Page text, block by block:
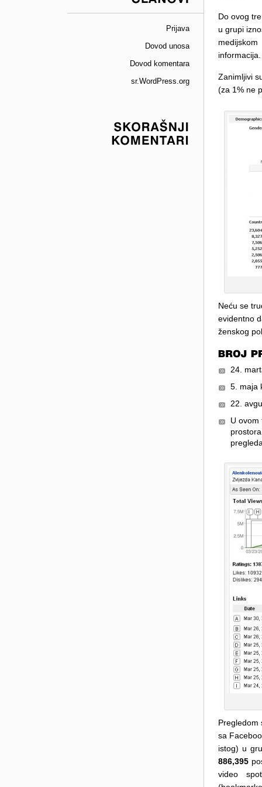
Prijava
Dovod unosa
Dovod komentara
sr.WordPress.org
Do ovog
u grupi
informacija.
Zanimljivi
(za 1% ne
Neću se
evidentno
ženskog
24.
5. maja
22.
U
sa
istog) u
886,395
video